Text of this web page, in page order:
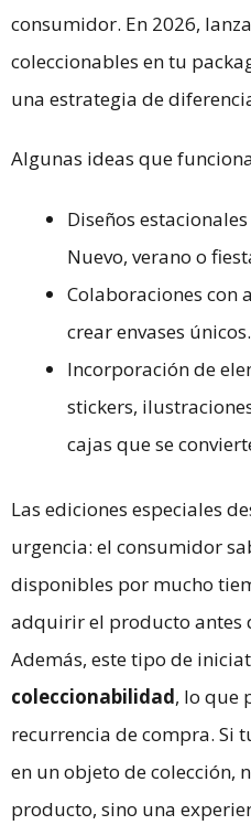
consumidor. En 2026,
coleccionables en tu
una estrategia de
Algunas ideas que
Diseños
Nuevo, verano o
Colaboraciones con
crear envases únicos.
Incorporación de
stickers,
cajas que se
Las ediciones especiales
urgencia: el consumidor
disponibles por mucho
adquirir el producto antes
Además, este tipo de
coleccionabilidad, lo que
recurrencia de compra. Si
en un objeto de colección,
producto, sino una